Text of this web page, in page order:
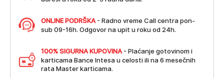
ONLINE PODRŠKA - Radno vreme Call centra pon-
sub 09-16h. Odgovor na upit u roku od 24h.
100% SIGURNA KUPOVINA - Plaćanje gotovinom i
karticama Bance Intesa u celosti ili na 6 mesečnih
rata Master karticama.